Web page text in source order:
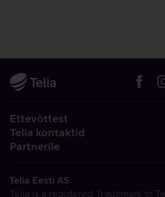
Ettevõttest
Telia kontaktid
Partnerile
Telia Eesti AS
Telia is a registered Trademark of